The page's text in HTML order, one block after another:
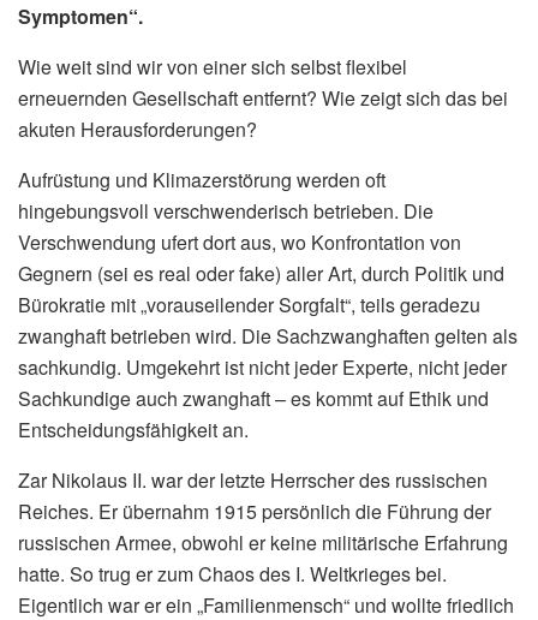
Symptomen“.
Wie weit sind wir von einer sich selbst flexibel
erneuernden Gesellschaft entfernt? Wie zeigt sich das bei
akuten Herausforderungen?
Aufrüstung und Klimazerstörung werden oft
hingebungsvoll verschwenderisch betrieben. Die
Verschwendung ufert dort aus, wo Konfrontation von
Gegnern (sei es real oder fake) aller Art, durch Politik und
Bürokratie mit „vorauseilender Sorgfalt“, teils geradezu
zwanghaft betrieben wird. Die Sachzwanghaften gelten als
sachkundig. Umgekehrt ist nicht jeder Experte, nicht jeder
Sachkundige auch zwanghaft – es kommt auf Ethik und
Entscheidungsfähigkeit an.
Zar Nikolaus II. war der letzte Herrscher des russischen
Reiches. Er übernahm 1915 persönlich die Führung der
russischen Armee, obwohl er keine militärische Erfahrung
hatte. So trug er zum Chaos des I. Weltkrieges bei.
Eigentlich war er ein „Familienmensch“ und wollte friedlich